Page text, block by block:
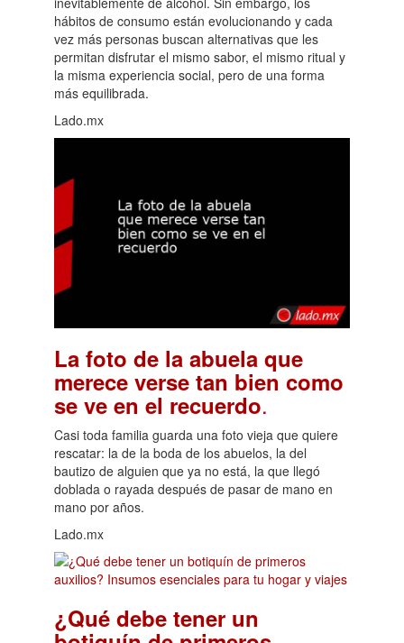
hábitos de consumo están evolucionando y cada
vez más personas buscan alternativas que les
permitan disfrutar el mismo sabor, el mismo ritual y
la misma experiencia social, pero de una forma
más equilibrada.
Lado.mx
La foto de la abuela que
merece verse tan bien como
se ve en el recuerdo.
Casi toda familia guarda una foto vieja que quiere
rescatar: la de la boda de los abuelos, la del
bautizo de alguien que ya no está, la que llegó
doblada o rayada después de pasar de mano en
mano por años.
Lado.mx
¿Qué debe tener un